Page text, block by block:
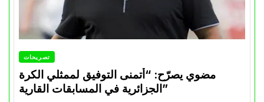
تصريحات
مضوي يصرّح: “أتمنى التوفيق لممثلي الكرة
الجزائرية في المسابقات القارية”